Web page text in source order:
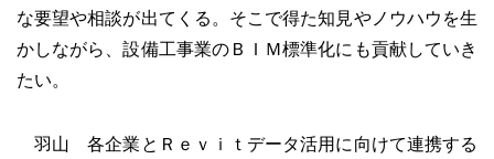
な要望や相談が出てくる。そこで得た知見やノウハウを生
かしながら、設備工事業のＢＩＭ標準化にも貢献していき
たい。
羽山 各企業とＲｅｖｉｔデータ活用に向けて連携する